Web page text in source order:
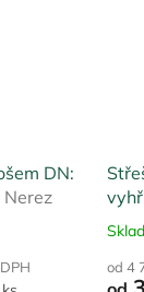
DN:
Nerez
od 4